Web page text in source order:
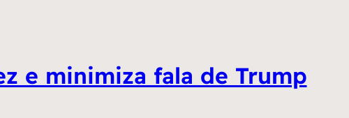
e minimiza fala de Trump